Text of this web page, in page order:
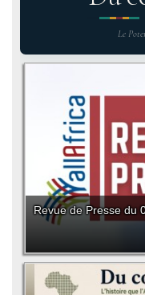
Le
Revue de Presse du